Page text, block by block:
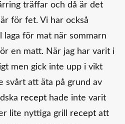
träffar och då är det
för fet. Vi har också
laga för mat när sommarn
en matt. När jag har varit i
men gick inte upp i vikt
svårt att äta på grund av
recept hade inte varit
lite nyttiga grill recept att